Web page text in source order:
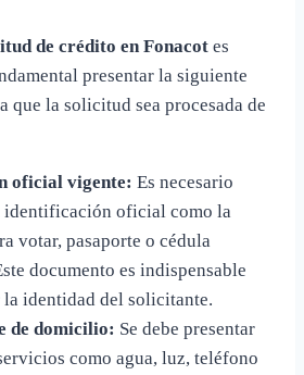
de crédito en Fonacot es
presentar la siguiente
que la solicitud sea procesada de
oficial vigente: Es necesario
identificación oficial como la
votar, pasaporte o cédula
documento es indispensable
identidad del solicitante.
de domicilio: Se debe presentar
como agua, luz, teléfono